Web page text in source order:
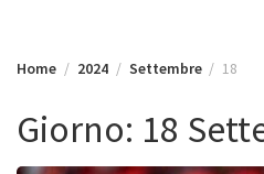
Home 2024 Settembre 18
Giorno: 18